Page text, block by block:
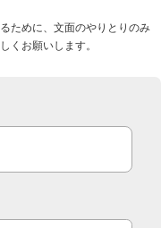
ために、文面のやりとりのみ
くお願いします。